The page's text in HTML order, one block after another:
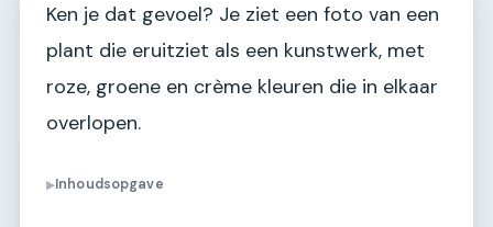
Ken je dat gevoel? Je ziet een foto van een
plant die eruitziet als een kunstwerk, met
roze, groene en crème kleuren die in elkaar
overlopen.
▶Inhoudsopgave